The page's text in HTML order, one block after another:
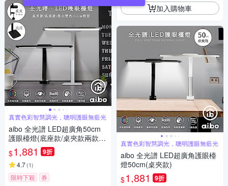
真實色彩智慧調光，聰明護眼無藍光
aibo 全光譜 LED超廣角50cm
護眼檯燈(底座款/桌夾款兩款選
擇)
$1,881 9折
4.7(1)
限時下殺 券
加入購物車
真實色彩智慧調光，聰明護眼無藍光
aibo 全光譜 LED超廣角護眼檯
燈50cm(桌夾款)
$1,881 9折